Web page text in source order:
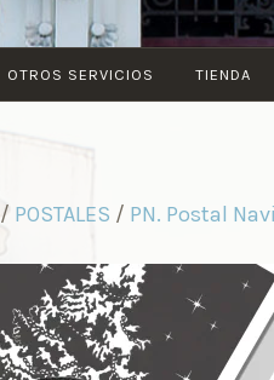
OTROS SERVICIOS TIENDA
/ POSTALES / PN. Postal